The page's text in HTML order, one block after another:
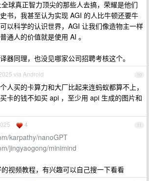
球真正智力顶尖的那些人去搞，荣耀是他们
书，我甚至认为实现 AGI 的人比牛顿还要牛
以科学的认识世界，AGI 让我们像造物主一样
通人的价值就是使用 AI 。
器同理，也没见哪家公司招聘考核这个。
10
via Android
人买的卡算力和大厂比起来连蚂蚁都算不上，
卡的钱不如买 api ，至少用 api 生成的图片和
11
4
karpathy/nanoGPT
jingyaogong/minimind
视频教程，有兴趣可以自己搜一下看看